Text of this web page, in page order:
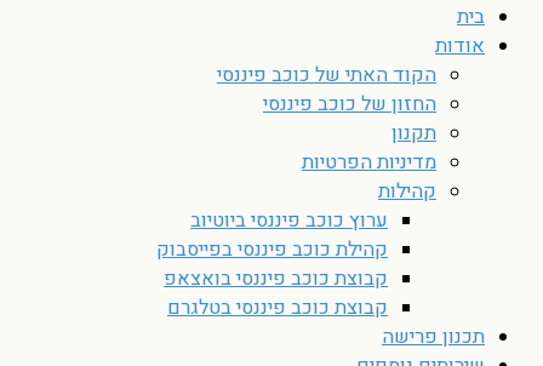
בית
אודות
הקוד האתי של כוכב פיננסי
החזון של כוכב פיננסי
תקנון
מדיניות הפרטיות
קהילות
ערוץ כוכב פיננסי ביוטיוב
קהילת כוכב פיננסי בפייסבוק
קבוצת כוכב פיננסי בואצאפ
קבוצת כוכב פיננסי בטלגרם
תכנון פרישה